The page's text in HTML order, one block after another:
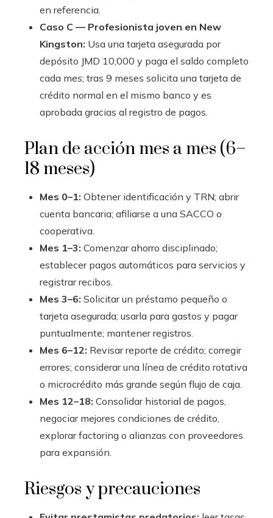
en referencia.
Caso C — Profesionista joven en New
Kingston: Usa una tarjeta asegurada por
depósito JMD 10,000 y paga el saldo completo
cada mes; tras 9 meses solicita una tarjeta de
crédito normal en el mismo banco y es
aprobada gracias al registro de pagos.
Plan de acción mes a mes (6–
18 meses)
Mes 0–1: Obtener identificación y TRN; abrir
cuenta bancaria; afiliarse a una SACCO o
cooperativa.
Mes 1–3: Comenzar ahorro disciplinado;
establecer pagos automáticos para servicios y
registrar recibos.
Mes 3–6: Solicitar un préstamo pequeño o
tarjeta asegurada; usarla para gastos y pagar
puntualmente; mantener registros.
Mes 6–12: Revisar reporte de crédito; corregir
errores; considerar una línea de crédito rotativa
o microcrédito más grande según flujo de caja.
Mes 12–18: Consolidar historial de pagos,
negociar mejores condiciones de crédito,
explorar factoring o alianzas con proveedores
para expansión.
Riesgos y precauciones